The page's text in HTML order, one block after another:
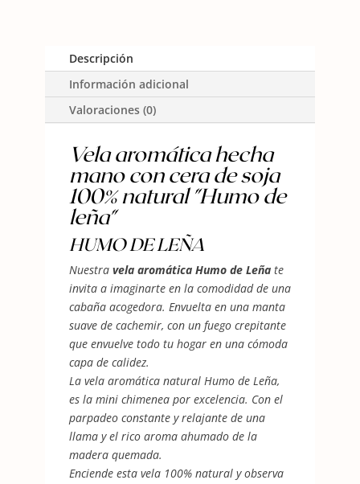
Descripción
Información adicional
Valoraciones (0)
Vela aromática hecha
mano con cera de soja
100% natural "Humo de
leña"
HUMO DE LEÑA
Nuestra vela aromática Humo de Leña te
invita a imaginarte en la comodidad de una
cabaña acogedora. Envuelta en una manta
suave de cachemir, con un fuego crepitante
que envuelve todo tu hogar en una cómoda
capa de calidez.
La vela aromática natural Humo de Leña,
es la mini chimenea por excelencia. Con el
parpadeo constante y relajante de una
llama y el rico aroma ahumado de la
madera quemada.
Enciende esta vela 100% natural y observa